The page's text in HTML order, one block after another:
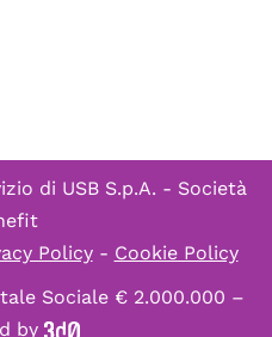
di USB S.p.A. - Società
Policy- Cookie Policy
Sociale € 2.000.000 –
by